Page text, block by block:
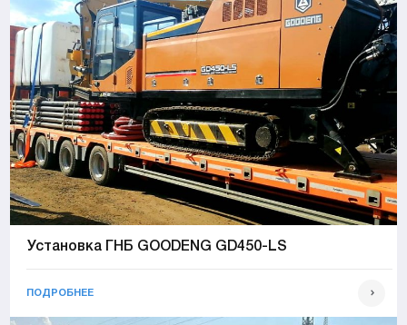
Установка ГНБ GOODENG GD450-LS
ПОДРОБНЕЕ